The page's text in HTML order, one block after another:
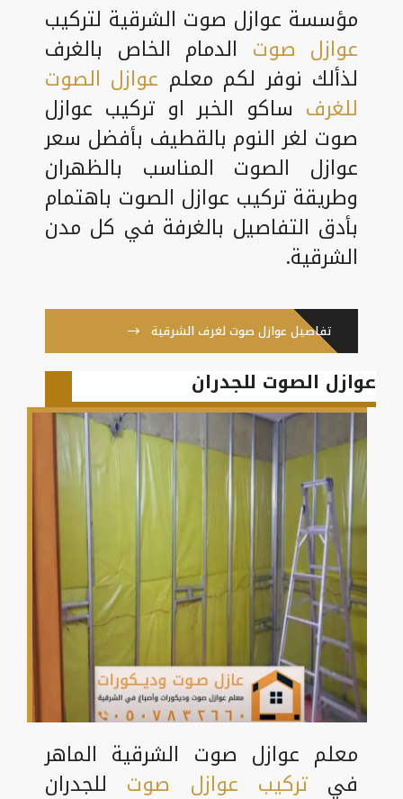
مؤسسة عوازل صوت الشرقية لتركيب
عوازل صوت الدمام الخاص بالغرف
لذألك نوفر لكم معلم عوازل الصوت
للغرف ساكو الخبر او تركيب عوازل
صوت لغر النوم بالقطيف بأفضل سعر
عوازل الصوت المناسب بالظهران
وطريقة تركيب عوازل الصوت باهتمام
بأدق التفاصيل بالغرفة في كل مدن
الشرقية.
تفاصيل عوازل صوت لغرف الشرقية
عوازل الصوت للجدران
معلم عوازل صوت الشرقية الماهر
فيتركيب عوازل صوت للجدران